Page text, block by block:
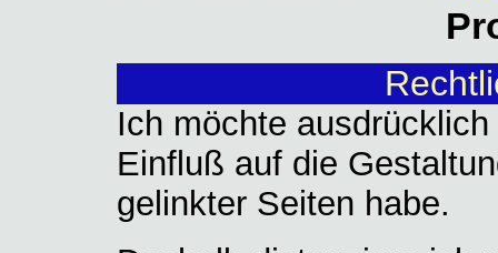
Ich möchte
Einfluß auf die
gelinkter Seiten habe.